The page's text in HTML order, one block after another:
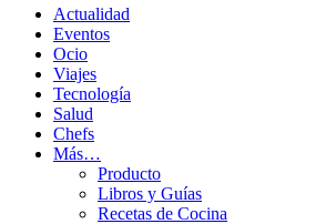
Actualidad
Eventos
Ocio
Viajes
Tecnología
Salud
Chefs
Más…
Producto
Libros y Guías
Recetas de Cocina